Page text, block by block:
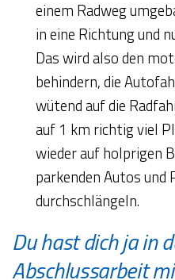
einem Radweg
in eine Richtung und
Das wird also den
behindern, die
wütend auf die
auf 1 km richtig viel
wieder auf holprigen
parkenden Autos und
durchschlängeln.
Du hast dich ja in
Abschlussarbeit